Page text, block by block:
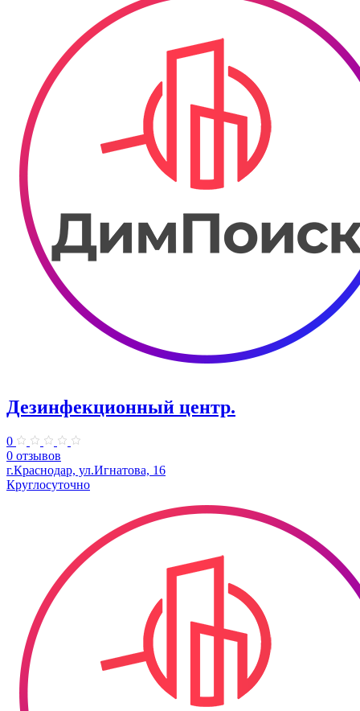
Дезинфекционный центр.
0
0 отзывов
г.Краснодар, ул.Игнатова, 16
Круглосуточно